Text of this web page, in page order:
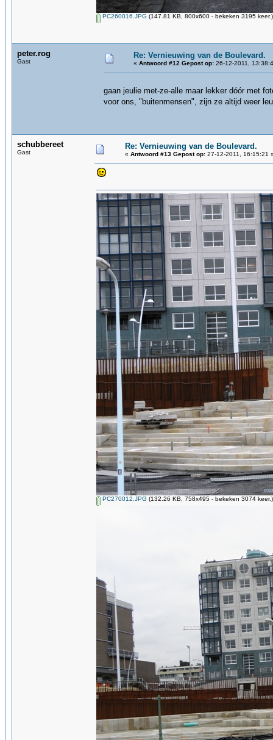
PC260016.JPG (147.81 KB, 800x600 - bekeken 3195 keer.)
peter.rog
Gast
Re: Vernieuwing van de Boulevard.
« Antwoord #12 Gepost op: 26-12-2011,
gaan jeulie met-ze-alle maar lekker dóór met
voor ons, "buitenmensen", zijn ze altijd weer
schubbereet
Gast
Re: Vernieuwing van de Boulevard.
« Antwoord #13 Gepost op: 27-12-2011, 16:15:21
PC270012.JPG (132.26 KB, 758x495 - bekeken 3074 keer.)